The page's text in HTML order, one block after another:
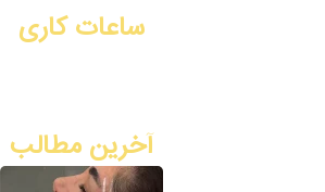
ساعات کاری
آخرین مطالب